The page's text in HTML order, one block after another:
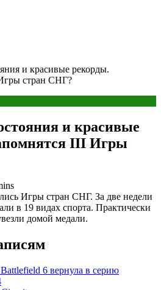
и красивые рекорды.
стран СНГ?
и красивые
III Игры
Игры стран СНГ. За две недели
в 19 видах спорта. Практически
домой медали.
6 вернула в серию